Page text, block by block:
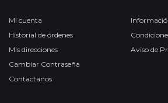
Mi cuenta
Historial de órdenes
Mis direcciones
Cambiar Contraseña
Contactanos
Aviso de